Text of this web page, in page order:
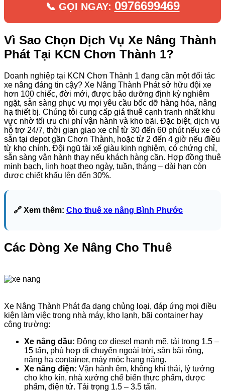
📞 GỌI NGAY: 0976699469
Vì Sao Chọn Dịch Vụ Xe Nâng Thành
Phát Tại KCN Chơn Thành 1?
Doanh nghiệp tại KCN Chơn Thành 1 đang cần một đối tác
xe nâng đáng tin cậy? Xe Nâng Thành Phát sở hữu đội xe
hơn 100 chiếc, đời mới, được bảo dưỡng định kỳ nghiêm
ngặt, sẵn sàng phục vụ mọi yêu cầu bốc dỡ hàng hóa, nâng
hạ thiết bị. Chúng tôi cung cấp giá thuê cạnh tranh nhất khu
vực nhờ tối ưu chi phí vận hành và kho bãi. Đặc biệt, dịch vụ
hỗ trợ 24/7, thời gian giao xe chỉ từ 30 đến 60 phút nếu xe có
sẵn tại depot gần Chơn Thành, hoặc từ 2 đến 4 giờ nếu điều
từ kho chính. Đội ngũ tài xế giàu kinh nghiệm, có chứng chỉ,
sẵn sàng vận hành thay nếu khách hàng cần. Hợp đồng thuê
minh bạch, linh hoạt theo ngày, tuần, tháng – dài hạn còn
được chiết khấu lên đến 30%.
🔗 Xem thêm: Cho thuê xe nâng Bình Phước
Các Dòng Xe Nâng Cho Thuê
Xe Nâng Thành Phát đa dạng chủng loại, đáp ứng mọi điều
kiện làm việc trong nhà máy, kho lạnh, bãi container hay
công trường:
Xe nâng dầu: Động cơ diesel mạnh mẽ, tải trọng 1.5 –
15 tấn, phù hợp di chuyển ngoài trời, sân bãi rộng,
nâng hạ container, máy móc hạng nặng.
Xe nâng điện: Vận hành êm, không khí thải, lý tưởng
cho kho kín, nhà xưởng chế biến thực phẩm, dược
phẩm, điện tử. Tải trọng 1.5 – 3.5 tấn.